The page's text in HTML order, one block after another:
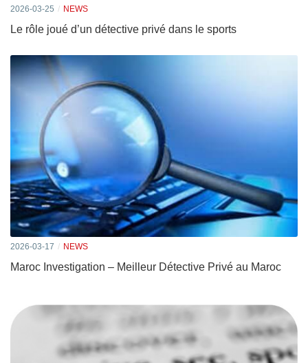
2026-03-25 NEWS
Le rôle joué d’un détective privé dans le sports
2026-03-17 NEWS
Maroc Investigation – Meilleur Détective Privé au Maroc